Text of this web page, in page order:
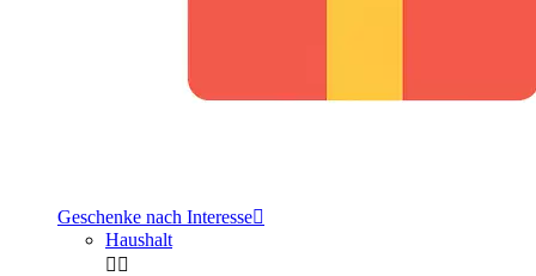
Geschenke nach Interesse
Haushalt
 